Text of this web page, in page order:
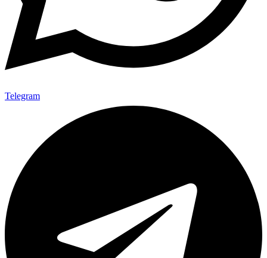
Telegram